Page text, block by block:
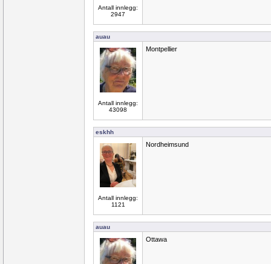
Antall innlegg:
2947
auau
Antall innlegg:
43098
Montpellier
eskhh
Antall innlegg:
1121
Nordheimsund
auau
Ottawa